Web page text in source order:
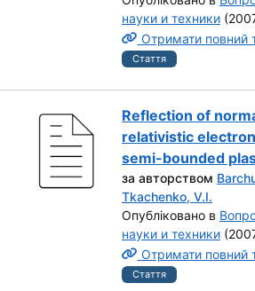
науки и техники
Отримати повний
Стаття
Reflection of
relativistic
semi-bounded
за авторством
Tkachenko, V.I.
Опубліковано в
науки и техники
Отримати повний
Стаття